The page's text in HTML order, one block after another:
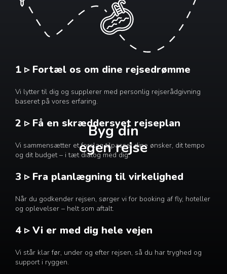
Byg din
egen rejse
1 ▹ Fortæl os om dine rejsedrømme
Vi lytter til dig og supplerer med personlig rejserådgivning
baseret på vores erfaring.
2 ▹ Få en skræddersyet rejseplan
Vi sammensætter et forslag tilpasset dine ønsker, dit tempo
og dit budget – i tæt dialog med dig.
3 ▹ Fra planlægning til virkelighed
Når du godkender rejsen, sørger vi for booking af fly, hoteller
og oplevelser – helt som aftalt.
4 ▹ Vi er med dig hele vejen
Vi står klar før, under og efter rejsen, så du har tryghed og
support i ryggen.